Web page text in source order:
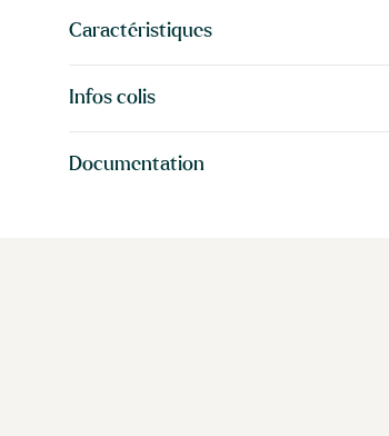
Caractéristiques
Infos colis
Documentation